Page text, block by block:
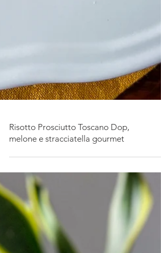
Risotto Prosciutto Toscano Dop,
melone e stracciatella gourmet